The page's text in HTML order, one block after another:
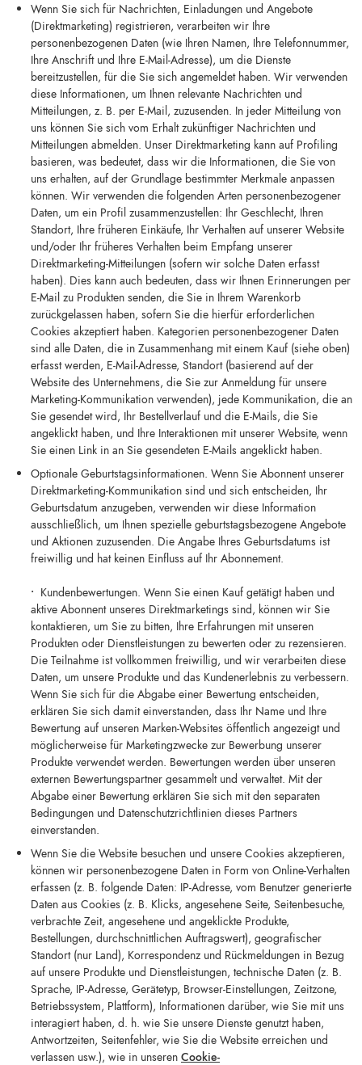
Wenn Sie sich für Nachrichten, Einladungen und Angebote
(Direktmarketing) registrieren, verarbeiten wir Ihre
personenbezogenen Daten (wie Ihren Namen, Ihre Telefonnummer,
Ihre Anschrift und Ihre E-Mail-Adresse), um die Dienste
bereitzustellen, für die Sie sich angemeldet haben. Wir verwenden
diese Informationen, um Ihnen relevante Nachrichten und
Mitteilungen, z. B. per E-Mail, zuzusenden. In jeder Mitteilung von
uns können Sie sich vom Erhalt zukünftiger Nachrichten und
Mitteilungen abmelden. Unser Direktmarketing kann auf Profiling
basieren, was bedeutet, dass wir die Informationen, die Sie von
uns erhalten, auf der Grundlage bestimmter Merkmale anpassen
können. Wir verwenden die folgenden Arten personenbezogener
Daten, um ein Profil zusammenzustellen: Ihr Geschlecht, Ihren
Standort, Ihre früheren Einkäufe, Ihr Verhalten auf unserer Website
und/oder Ihr früheres Verhalten beim Empfang unserer
Direktmarketing-Mitteilungen (sofern wir solche Daten erfasst
haben). Dies kann auch bedeuten, dass wir Ihnen Erinnerungen per
E-Mail zu Produkten senden, die Sie in Ihrem Warenkorb
zurückgelassen haben, sofern Sie die hierfür erforderlichen
Cookies akzeptiert haben. Kategorien personenbezogener Daten
sind alle Daten, die in Zusammenhang mit einem Kauf (siehe oben)
erfasst werden, E-Mail-Adresse, Standort (basierend auf der
Website des Unternehmens, die Sie zur Anmeldung für unsere
Marketing-Kommunikation verwenden), jede Kommunikation, die an
Sie gesendet wird, Ihr Bestellverlauf und die E-Mails, die Sie
angeklickt haben, und Ihre Interaktionen mit unserer Website, wenn
Sie einen Link in an Sie gesendeten E-Mails angeklickt haben.
Optionale Geburtstagsinformationen. Wenn Sie Abonnent unserer
Direktmarketing-Kommunikation sind und sich entscheiden, Ihr
Geburtsdatum anzugeben, verwenden wir diese Information
ausschließlich, um Ihnen spezielle geburtstagsbezogene Angebote
und Aktionen zuzusenden. Die Angabe Ihres Geburtsdatums ist
freiwillig und hat keinen Einfluss auf Ihr Abonnement.
• Kundenbewertungen. Wenn Sie einen Kauf getätigt haben und
aktive Abonnent unseres Direktmarketings sind, können wir Sie
kontaktieren, um Sie zu bitten, Ihre Erfahrungen mit unseren
Produkten oder Dienstleistungen zu bewerten oder zu rezensieren.
Die Teilnahme ist vollkommen freiwillig, und wir verarbeiten diese
Daten, um unsere Produkte und das Kundenerlebnis zu verbessern.
Wenn Sie sich für die Abgabe einer Bewertung entscheiden,
erklären Sie sich damit einverstanden, dass Ihr Name und Ihre
Bewertung auf unseren Marken-Websites öffentlich angezeigt und
möglicherweise für Marketingzwecke zur Bewerbung unserer
Produkte verwendet werden. Bewertungen werden über unseren
externen Bewertungspartner gesammelt und verwaltet. Mit der
Abgabe einer Bewertung erklären Sie sich mit den separaten
Bedingungen und Datenschutzrichtlinien dieses Partners
einverstanden.
Wenn Sie die Website besuchen und unsere Cookies akzeptieren,
können wir personenbezogene Daten in Form von Online-Verhalten
erfassen (z. B. folgende Daten: IP-Adresse, vom Benutzer generierte
Daten aus Cookies (z. B. Klicks, angesehene Seite, Seitenbesuche,
verbrachte Zeit, angesehene und angeklickte Produkte,
Bestellungen, durchschnittlichen Auftragswert), geografischer
Standort (nur Land), Korrespondenz und Rückmeldungen in Bezug
auf unsere Produkte und Dienstleistungen, technische Daten (z. B.
Sprache, IP-Adresse, Gerätetyp, Browser-Einstellungen, Zeitzone,
Betriebssystem, Plattform), Informationen darüber, wie Sie mit uns
interagiert haben, d. h. wie Sie unsere Dienste genutzt haben,
Antwortzeiten, Seitenfehler, wie Sie die Website erreichen und
verlassen usw.), wie in unseren Cookie-